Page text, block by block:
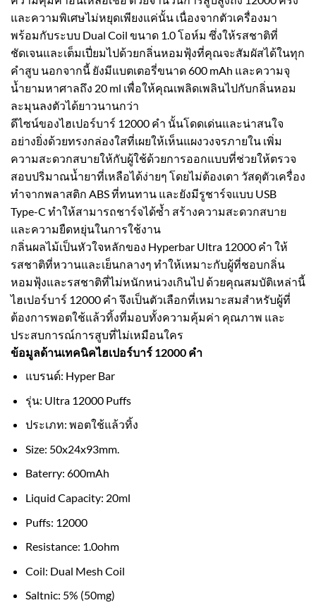
และความพิเศษไม่หยุดเพียงแค่นั้น เนื่องจากตัวเครื่องมา
พร้อมกับระบบ Dual Coil ขนาด 1.0 โอห์ม ซึ่งให้รสชาติที่
ชัดเจนและเต็มเปี่ยมไปด้วยกลิ่นหอมฟุ้งที่คุณจะสัมผัสได้ในทุก
คำสูบ นอกจากนี้ ยังมีแบตเตอรี่ขนาด 600 mAh และความจุ
น้ำยามหาศาลถึง 20 ml เพื่อให้คุณเพลิดเพลินไปกับกลิ่นหอม
ละมุนลงตัวได้ยาวนานกว่า
ดีไซน์ของไฮเปอร์บาร์ 12000 คำ นั้นโดดเด่นและน่าสนใจ
อย่างยิ่งด้วยทรงกล่องใสที่เผยให้เห็นแผงวงจรภายใน เพิ่ม
ความสะดวกสบายให้กับผู้ใช้ด้วยการออกแบบที่ช่วยให้ตรวจ
สอบปริมาณน้ำยาที่เหลือได้ง่ายๆ โดยไม่ต้องเดา วัสดุตัวเครื่อง
ทำจากพลาสติก ABS ที่ทนทาน และยังมีรูชาร์จแบบ USB
Type-C ทำให้สามารถชาร์จได้ซ้ำ สร้างความสะดวกสบาย
และความยืดหยุ่นในการใช้งาน
กลิ่นผลไม้เป็นหัวใจหลักของ Hyperbar Ultra 12000 คำ ให้
รสชาติที่หวานและเย็นกลางๆ ทำให้เหมาะกับผู้ที่ชอบกลิ่น
หอมฟุ้งและรสชาติที่ไม่หนักหน่วงเกินไป ด้วยคุณสมบัติเหล่านี้
ไฮเปอร์บาร์ 12000 คำ จึงเป็นตัวเลือกที่เหมาะสมสำหรับผู้ที่
ต้องการพอตใช้แล้วทิ้งที่มอบทั้งความคุ้มค่า คุณภาพ และ
ประสบการณ์การสูบที่ไม่เหมือนใคร
ข้อมูลด้านเทคนิคไฮเปอร์บาร์ 12000 คำ
แบรนด์: Hyper Bar
รุ่น: Ultra 12000 Puffs
ประเภท: พอตใช้แล้วทิ้ง
Size: 50x24x93mm.
Baterry: 600mAh
Liquid Capacity: 20ml
Puffs: 12000
Resistance: 1.0ohm
Coil: Dual Mesh Coil
Saltnic: 5% (50mg)